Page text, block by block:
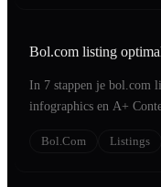
Bol.com listing
In 7 stappen je bol.com
infographics en A+
Bol.com Listings